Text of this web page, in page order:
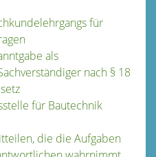
für
als
nach § 18
für Bautechnik
die die Aufgaben